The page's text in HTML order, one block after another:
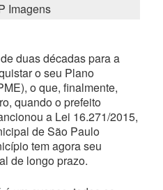
Imagens
duas décadas para a
o seu Plano
o que, finalmente,
quando o prefeito
a Lei 16.271/2015,
de São Paulo
tem agora seu
de longo prazo.